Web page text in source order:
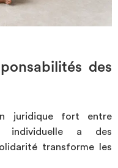
des
juridique fort entre
individuelle a des
transforme les